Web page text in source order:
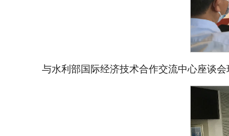
与水利部国际经济技术合作交流中心座谈会